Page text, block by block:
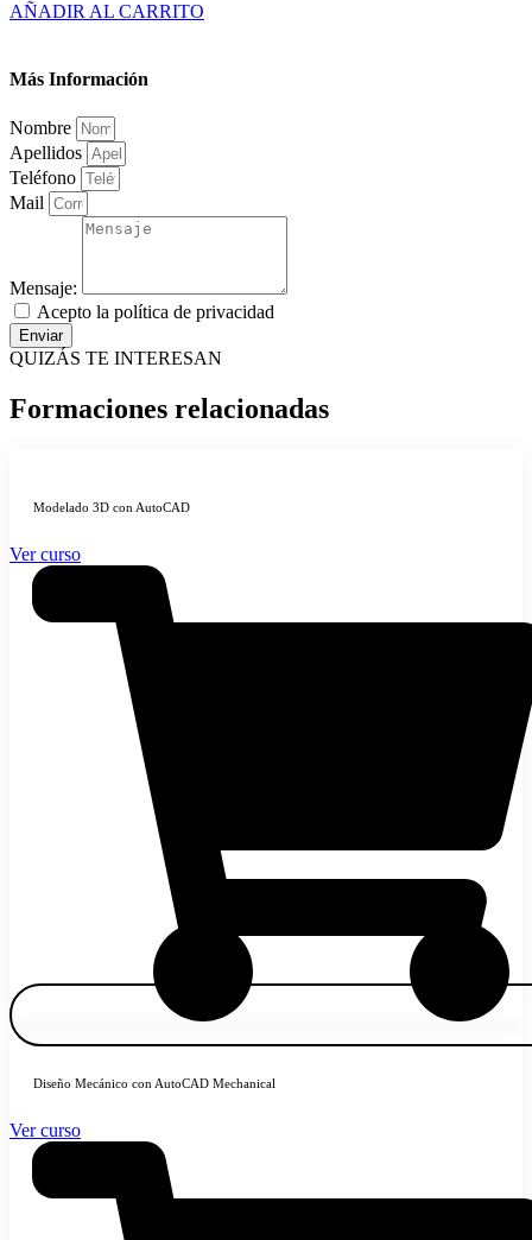
AÑADIR AL CARRITO
Más Información
Nombre
Apellidos
Teléfono
Mail
Mensaje:
Acepto la política de privacidad
Enviar
QUIZÁS TE INTERESAN
Formaciones relacionadas
Modelado 3D con AutoCAD
Ver curso
Diseño Mecánico con AutoCAD Mechanical
Ver curso